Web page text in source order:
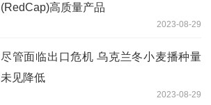
(RedCap)高质量产品
2023-08-29
尽管面临出口危机 乌克兰冬小麦播种量
未见降低
2023-08-29